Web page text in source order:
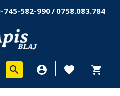
745-582-990/ 0758.083.784